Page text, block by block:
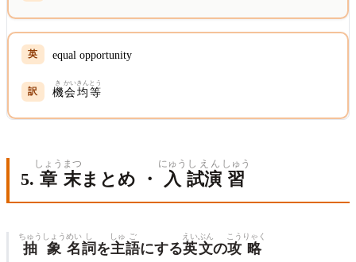
equal opportunity
機
き
会
かい
均
きん
等
とう
5. 章
しょう
末
まつ
まとめ ・ 入
にゅう
試演
しえん
習
しゅう
抽
ちゅう
象
しょう
名
めい
詞
し
を主
しゅ
語
ご
にする英文
えいぶん
の攻
こう
略
りゃく